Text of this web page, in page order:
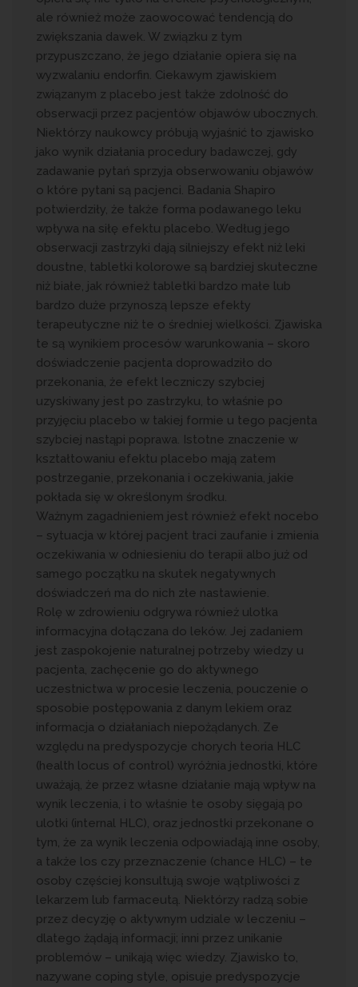
ale również może zaowocować tendencją do
zwiększania dawek. W związku z tym
przypuszczano, że jego działanie opiera się na
wyzwalaniu endorfin. Ciekawym zjawiskiem
związanym z placebo jest także zdolność do
obserwacji przez pacjentów objawów ubocznych.
Niektórzy naukowcy próbują wyjaśnić to zjawisko
jako wynik działania procedury badawczej, gdy
zadawanie pytań sprzyja obserwowaniu objawów
o które pytani są pacjenci. Badania Shapiro
potwierdziły, że także forma podawanego leku
wpływa na siłę efektu placebo. Według jego
obserwacji zastrzyki dają silniejszy efekt niż leki
doustne, tabletki kolorowe są bardziej skuteczne
niż białe, jak również tabletki bardzo małe lub
bardzo duże przynoszą lepsze efekty
terapeutyczne niż te o średniej wielkości. Zjawiska
te są wynikiem procesów warunkowania – skoro
doświadczenie pacjenta doprowadziło do
przekonania, że efekt leczniczy szybciej
uzyskiwany jest po zastrzyku, to właśnie po
przyjęciu placebo w takiej formie u tego pacjenta
szybciej nastąpi poprawa. Istotne znaczenie w
kształtowaniu efektu placebo mają zatem
postrzeganie, przekonania i oczekiwania, jakie
pokłada się w określonym środku.
Ważnym zagadnieniem jest również efekt nocebo
– sytuacja w której pacjent traci zaufanie i zmienia
oczekiwania w odniesieniu do terapii albo już od
samego początku na skutek negatywnych
doświadczeń ma do nich złe nastawienie.
Rolę w zdrowieniu odgrywa również ulotka
informacyjna dołączana do leków. Jej zadaniem
jest zaspokojenie naturalnej potrzeby wiedzy u
pacjenta, zachęcenie go do aktywnego
uczestnictwa w procesie leczenia, pouczenie o
sposobie postępowania z danym lekiem oraz
informacja o działaniach niepożądanych. Ze
względu na predyspozycje chorych teoria HLC
(health locus of control) wyróżnia jednostki, które
uważają, że przez własne działanie mają wpływ na
wynik leczenia, i to właśnie te osoby sięgają po
ulotki (internal HLC), oraz jednostki przekonane o
tym, że za wynik leczenia odpowiadają inne osoby,
a także los czy przeznaczenie (chance HLC) – te
osoby częściej konsultują swoje wątpliwości z
lekarzem lub farmaceutą. Niektórzy radzą sobie
przez decyzję o aktywnym udziale w leczeniu –
dlatego żądają informacji; inni przez unikanie
problemów – unikają więc wiedzy. Zjawisko to,
nazywane coping style, opisuje predyspozycje